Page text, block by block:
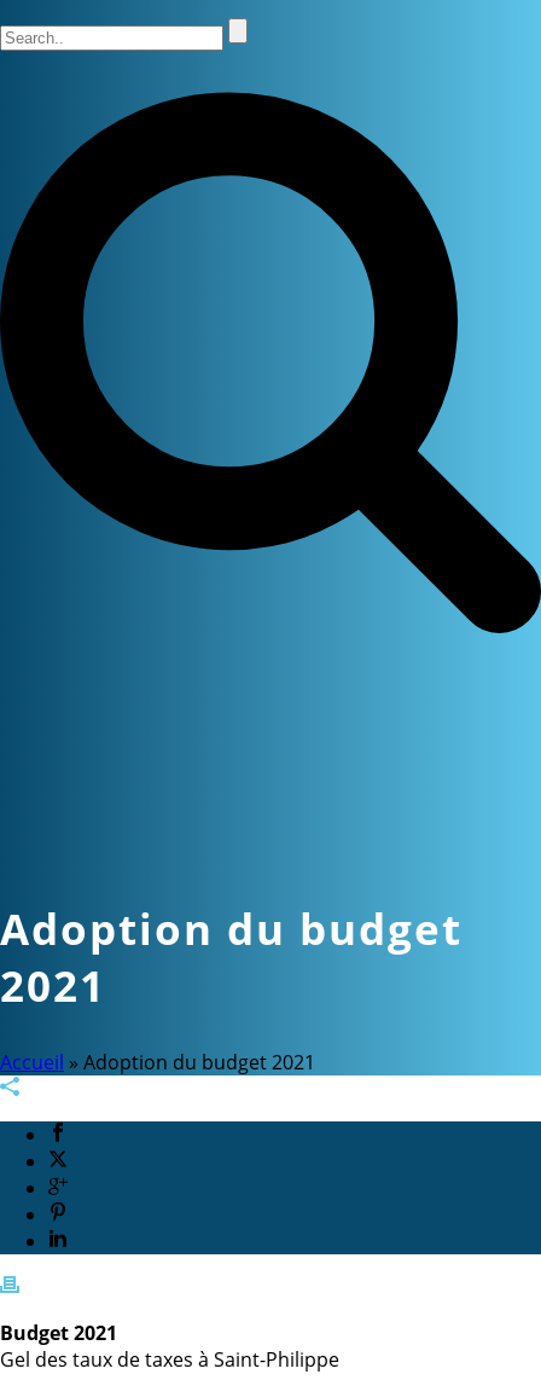
Adoption du budget
2021
Accueil » Adoption du budget 2021
Budget 2021
Gel des taux de taxes à Saint-Philippe